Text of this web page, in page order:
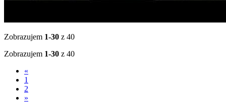
Zobrazujem 1-30 z 40
Zobrazujem 1-30 z 40
«
1
2
»